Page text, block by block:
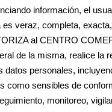
información, el
veraz, completa,
al CENTRO
de la misma, realice
datos personales,
como sensibles de
monitoreo,